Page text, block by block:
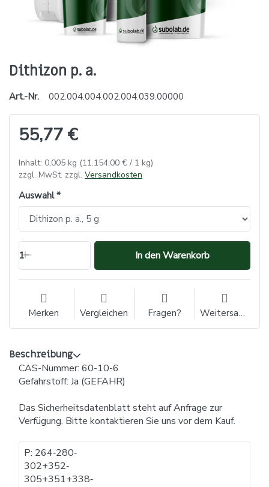
Dithizon p. a.
Art.-Nr. 002.004.004.002.004.039.00000
55,77 €
Inhalt: 0,005 kg (11.154,00 € / 1 kg)
zzgl. MwSt. zzgl. Versandkosten
Auswahl
1 In den Warenkorb
Merken Vergleichen Fragen? Weitersagen
Beschreibung
CAS-Nummer: 60-10-6
Gefahrstoff: Ja (GEFAHR)
Das Sicherheitsdatenblatt steht auf Anfrage zur
Verfügung. Bitte kontaktieren Sie uns vor dem Kauf.
P: 264​‐​280​‐​
302+352​‐​
305+351+338​‐​